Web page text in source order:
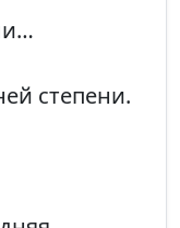
степени.